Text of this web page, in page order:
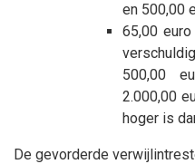
en 500,00
65,00
500,00
2.000,00
hoger is
De gevorderde